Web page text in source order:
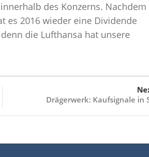
des Konzerns. Nachdem
es 2016 wieder eine Dividende
die Lufthansa hat unsere
Drägerwerk: Kaufsignale in